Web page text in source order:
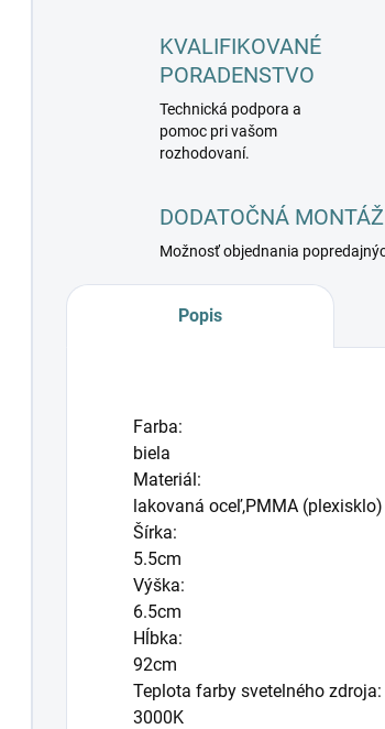
KVALIFIKOVANÉ
PORADENSTVO
Technická podpora a
pomoc pri vašom
rozhodovaní.
DODATOČNÁ MONTÁŽ
Možnosť objednania
Popis
Farba:
biela
Materiál:
lakovaná oceľ,PMMA (plexisklo)
Šírka:
5.5cm
Výška:
6.5cm
Hĺbka:
92cm
Teplota farby svetelného zdroja:
3000K